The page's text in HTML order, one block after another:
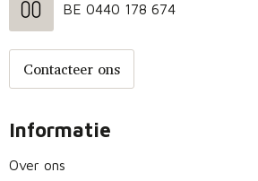
BE 0440 178 674
Contacteer ons
Informatie
Over ons